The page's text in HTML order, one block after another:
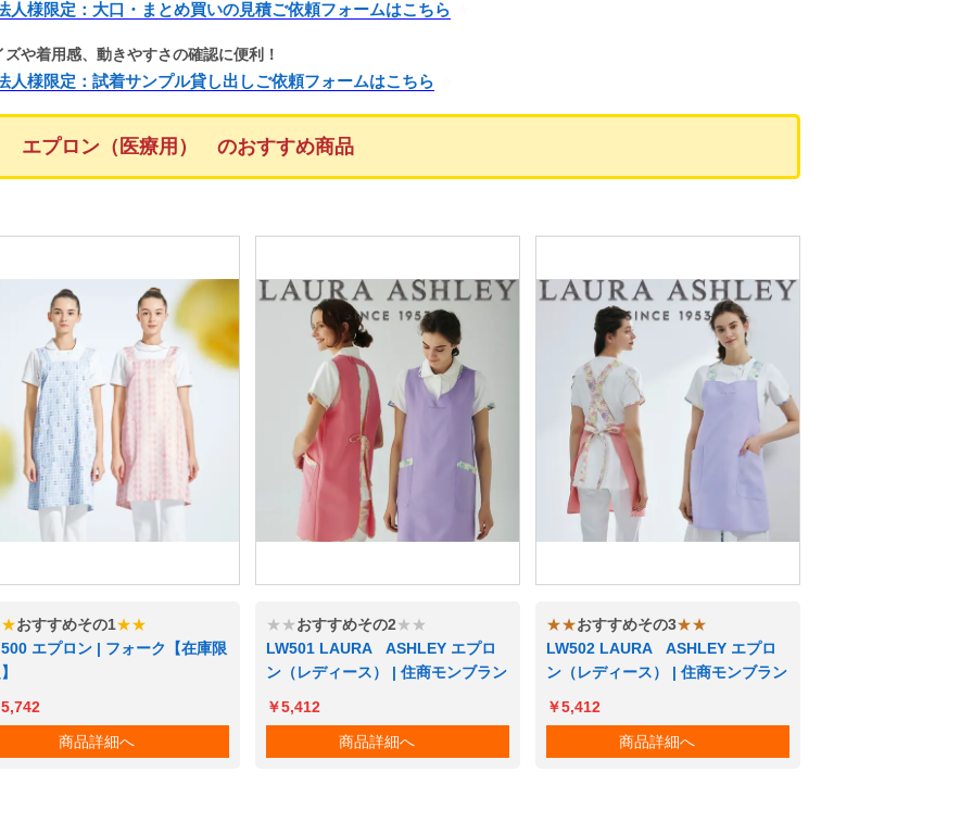
人様限定：大口・まとめ買いの見積ご依頼フォームはこちら
ズや着用感、動きやすさの確認に便利！
人様限定：試着サンプル貸し出しご依頼フォームはこちら
エプロン（医療用） のおすすめ商品
おすすめその1★★
エプロン | フォーク【在庫限
商品詳細へ
★★おすすめその2★★
LW501 LAURA ASHLEY エプロ
ン（レディース） | 住商モンブラン
￥5,412
商品詳細へ
★★おすすめその3★★
LW502 LAURA ASHLEY エプロ
ン（レディース） | 住商モンブラン
￥5,412
商品詳細へ